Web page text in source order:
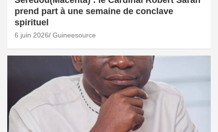
prend part à une semaine de conclave
spirituel
6 juin 2026 Guineesource